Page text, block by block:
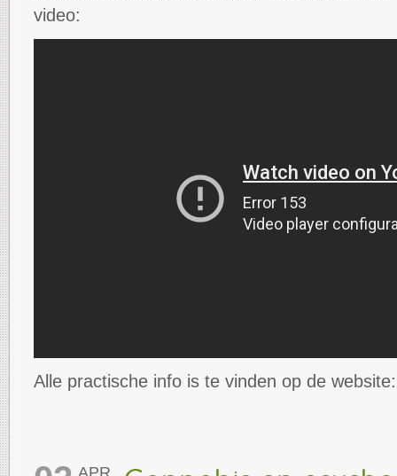
video:
Alle practische info is te vinden op de
APR